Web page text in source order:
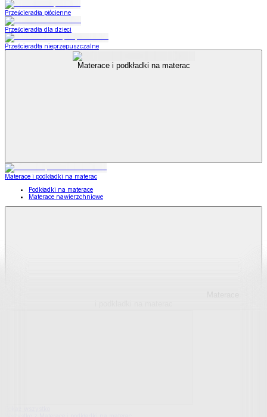
Prześcieradła płócienne
Prześcieradła dla dzieci
Prześcieradła nieprzepuszczalne
Materace i podkładki na materac
Materace i podkładki na materac
Podkładki na materace
Materace nawierzchniowe